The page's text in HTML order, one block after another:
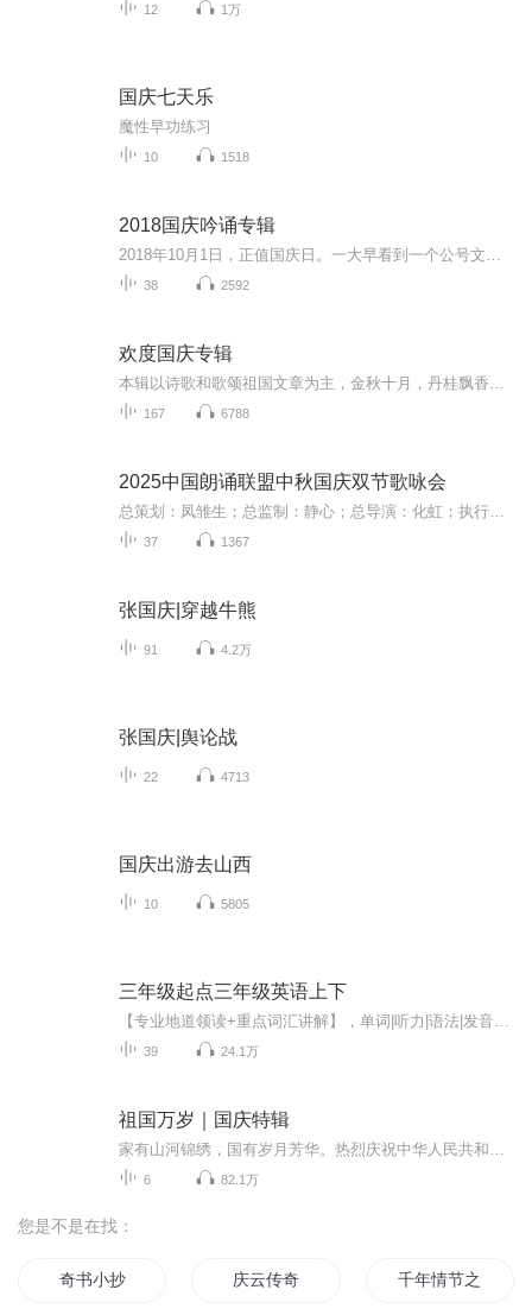
12 1万
国庆七天乐
魔性早功练习
10 1518
2018国庆吟诵专辑
38 2592
欢度国庆专辑
167 6788
2025中国朗诵联盟中秋国庆双节歌咏会
37 1367
张国庆|穿越牛熊
91 4.2万
张国庆|舆论战
22 4713
国庆出游去山西
10 5805
三年级起点三年级英语上下
39 24.1万
祖国万岁｜国庆特辑
6 82.1万
您是不是在找：
奇书小抄 庆云传奇 千年情节之三生